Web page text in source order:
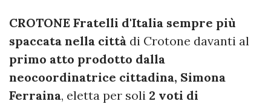
CROTONE Fratelli d'Italia sempre più
spaccata nella città di Crotone davanti al
primo atto prodotto dalla
neocoordinatrice cittadina, Simona
Ferraina, eletta per soli 2 voti di